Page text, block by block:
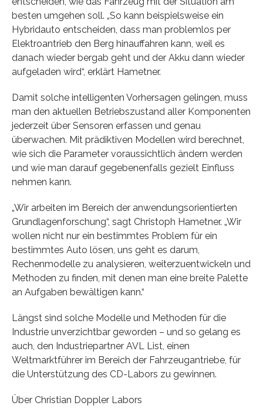
besten umgehen soll. „So kann beispielsweise ein
Hybridauto entscheiden, dass man problemlos per
Elektroantrieb den Berg hinauffahren kann, weil es
danach wieder bergab geht und der Akku dann wieder
aufgeladen wird“, erklärt Hametner.
Damit solche intelligenten Vorhersagen gelingen, muss
man den aktuellen Betriebszustand aller Komponenten
jederzeit über Sensoren erfassen und genau
überwachen. Mit prädiktiven Modellen wird berechnet,
wie sich die Parameter voraussichtlich ändern werden
und wie man darauf gegebenenfalls gezielt Einfluss
nehmen kann.
„Wir arbeiten im Bereich der anwendungsorientierten
Grundlagenforschung“, sagt Christoph Hametner. „Wir
wollen nicht nur ein bestimmtes Problem für ein
bestimmtes Auto lösen, uns geht es darum,
Rechenmodelle zu analysieren, weiterzuentwickeln und
Methoden zu finden, mit denen man eine breite Palette
an Aufgaben bewältigen kann.“
Längst sind solche Modelle und Methoden für die
Industrie unverzichtbar geworden – und so gelang es
auch, den Industriepartner AVL List, einen
Weltmarktführer im Bereich der Fahrzeugantriebe, für
die Unterstützung des CD-Labors zu gewinnen.
Über Christian Doppler Labors